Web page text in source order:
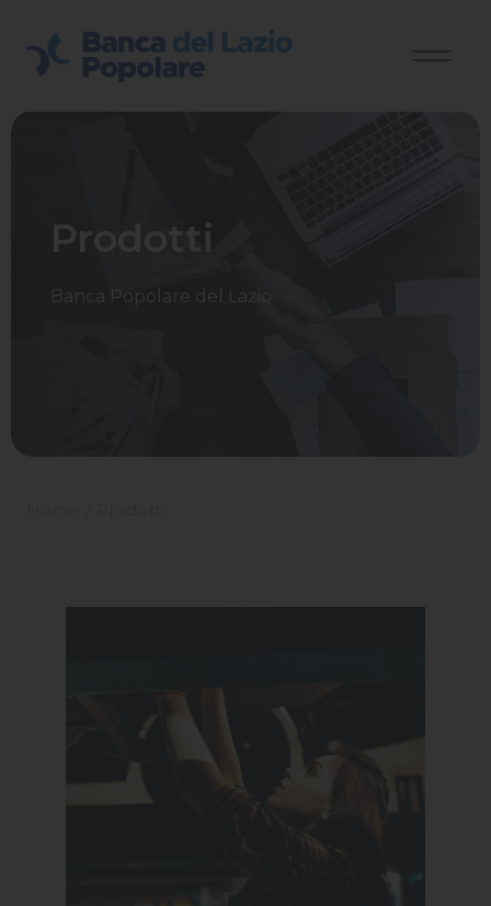
Prodotti
Banca Popolare del Lazio